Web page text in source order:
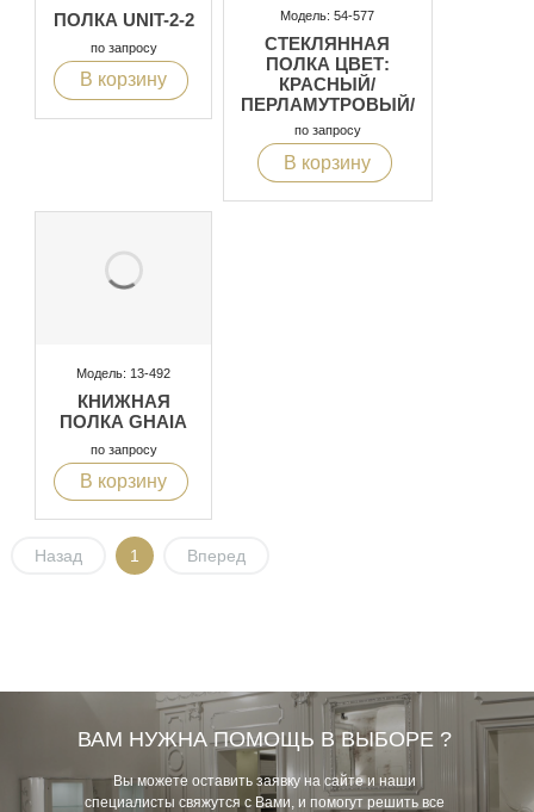
ПОЛКА UNIT-2-2
по запросу
В корзину
Модель: 54-577
СТЕКЛЯННАЯ
ПОЛКА ЦВЕТ:
КРАСНЫЙ/
ПЕРЛАМУТРОВЫЙ/
СИНИЙ/ ЧЁРНЫЙ/
КОРИЧНЕВЫЙ/
БЕЛЫЙ
по запросу
В корзину
Модель: 13-492
КНИЖНАЯ
ПОЛКА GHAIA
по запросу
В корзину
Назад 1 Вперед
ВАМ НУЖНА ПОМОЩЬ В ВЫБОРЕ ?
Вы можете оставить заявку на сайте и наши
специалисты свяжутся с Вами, и помогут решить все